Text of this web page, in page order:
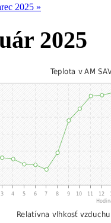
2025 »
2025